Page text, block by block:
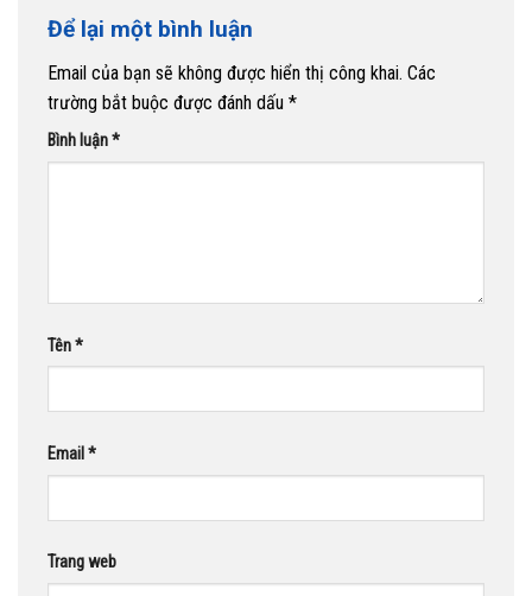
Để lại một bình luận
Email của bạn sẽ không được hiển thị công khai. Các
trường bắt buộc được đánh dấu *
Bình luận*
Tên*
Email *
Trang web